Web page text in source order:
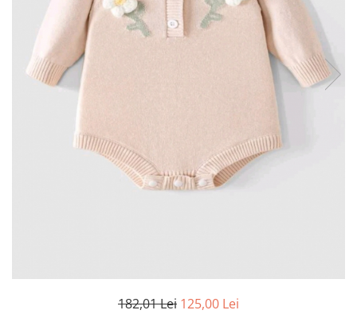
Fulare si esarfe
Manusi
Perii de par bebe
182,01 Lei 125,00 Lei